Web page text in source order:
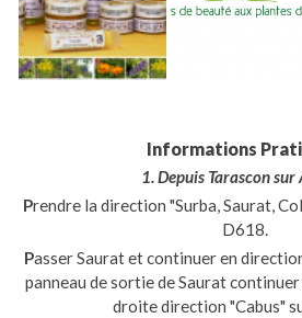
Informations
1. Depuis Tarascon sur
Prendre la direction "Surba, Saurat,
D618.
Passer Saurat et continuer en
panneau de sortie de Saurat
droite direction "Cabus"